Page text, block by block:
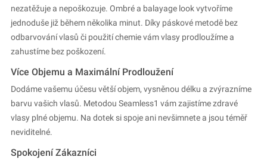
nezatěžuje a nepoškozuje. Ombré a balayage look vytvoříme
jednoduše již během několika minut. Díky páskové metodě bez
odbarvování vlasů či použití chemie vám vlasy prodloužíme a
zahustíme bez poškození.
Více Objemu a Maximální Prodloužení
Dodáme vašemu účesu větší objem, vysněnou délku a zvýrazníme
barvu vašich vlasů. Metodou Seamless1 vám zajistíme zdravé
vlasy plné objemu. Na dotek si spoje ani nevšimnete a jsou téměř
neviditelné.
Spokojení Zákazníci